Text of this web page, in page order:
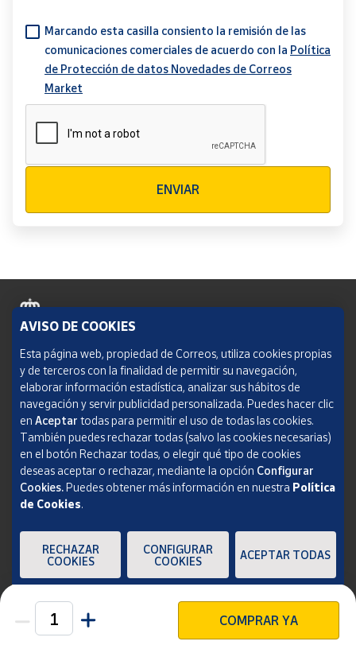
Unidades COMPRAR YA
Marcando esta casilla consiento la remisión de las
comunicaciones comerciales de acuerdo con la Política
de Protección de datos Novedades de Correos
Market
ENVIAR
Política de cookies
Aviso legal
Condiciones del servicio
Política de Privacidad Web
Informe de transparencia
SOCIEDAD ESTATAL CORREOS Y TELÉGRAFOS, S.A., S.M.E. Todos los derechos
AVISO DE COOKIES
Esta página web, propiedad de Correos, utiliza cookies propias
y de terceros con la finalidad de permitir su navegación,
elaborar información estadística, analizar sus hábitos de
navegación y servir publicidad personalizada. Puedes hacer clic
en Aceptar todas para permitir el uso de todas las cookies.
También puedes rechazar todas (salvo las cookies necesarias)
en el botón Rechazar todas, o elegir qué tipo de cookies
deseas aceptar o rechazar, mediante la opción Configurar
Cookies.Puedes obtener más información en nuestra Política
de Cookies.
RECHAZAR
COOKIES
CONFIGURAR
COOKIES
ACEPTAR TODAS